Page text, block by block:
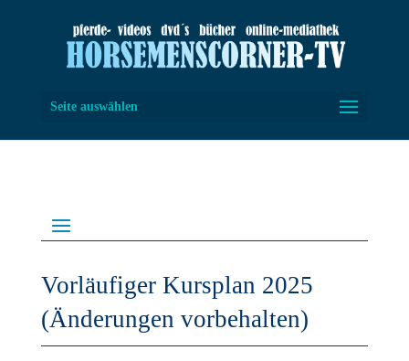
Seite auswählen
Vorläufiger Kursplan 2025
(Änderungen vorbehalten)